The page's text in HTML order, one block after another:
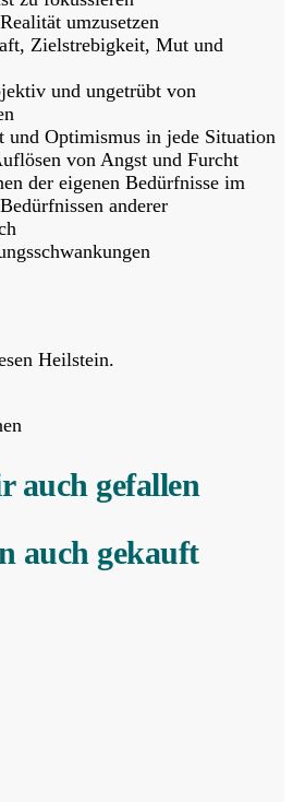
umzusetzen
Zielstrebigkeit, Mut und
und ungetrübt von
Optimismus in jede Situation
von Angst und Furcht
der eigenen Bedürfnisse im
anderer
Heilstein.
auch gefallen
auch gekauft